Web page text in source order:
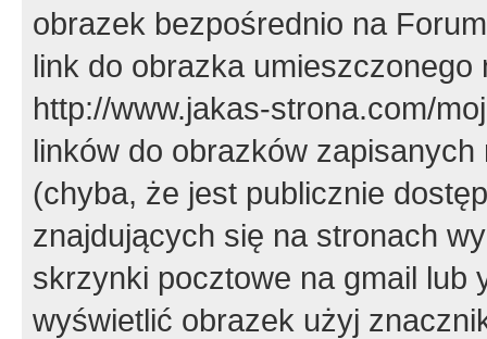
obrazek bezpośrednio na
link do obrazka
http://www.jakas-strona.com/
linków do obrazków
(chyba, że jest publicznie
znajdujących się na stronach
skrzynki pocztowe na gmail lub
wyświetlić obrazek użyj